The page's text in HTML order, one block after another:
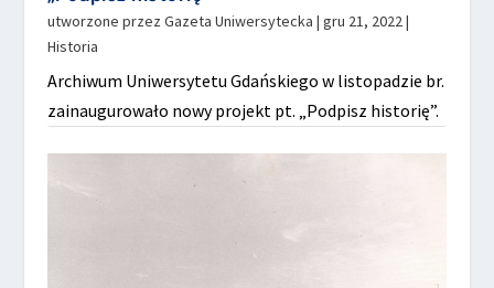
utworzone przez Gazeta Uniwersytecka | gru 21, 2022 |
Historia
Archiwum Uniwersytetu Gdańskiego w listopadzie br.
zainaugurowało nowy projekt pt. „Podpisz historię”.